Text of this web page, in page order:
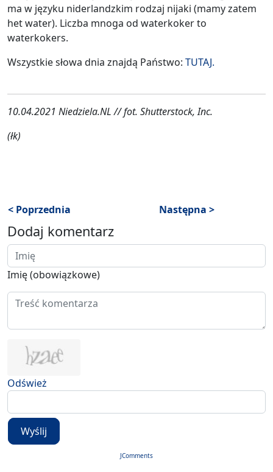
ma w języku niderlandzkim rodzaj nijaki (mamy zatem
het water). Liczba mnoga od waterkoker to
waterkokers.
Wszystkie słowa dnia znajdą Państwo: TUTAJ.
10.04.2021 Niedziela.NL // fot. Shutterstock, Inc.
(łk)
< Poprzednia Następna >
Dodaj komentarz
Imię (obowiązkowe)
Odśwież
Wyślij
JComments